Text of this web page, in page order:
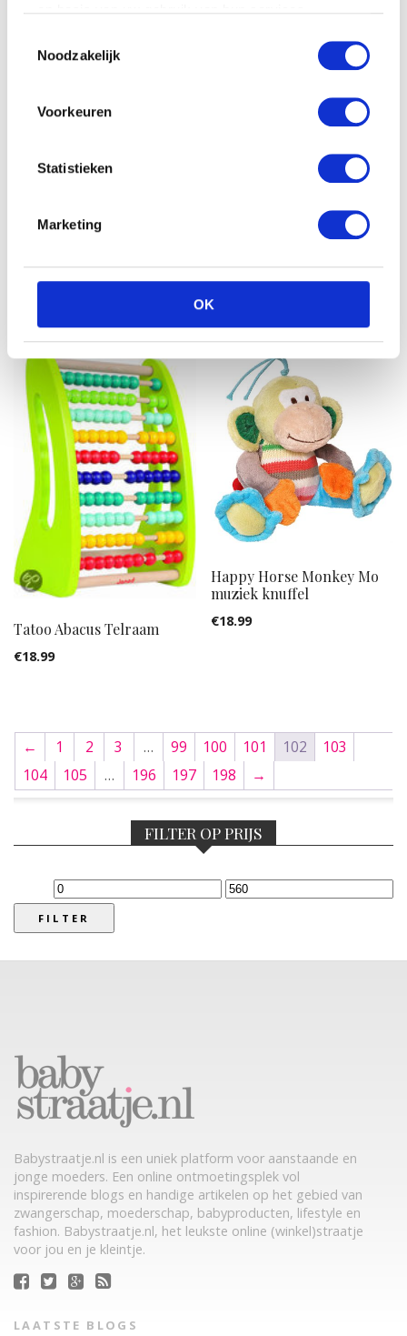
Noodzakelijk
Voorkeuren
Statistieken
Marketing
OK
18.99
Anbac Toys Auto –
€18.99
Tatoo Abacus Telraam
€18.99
Happy Horse Monkey Mo
muziek knuffel
€18.99
← 1 2 3 … 99 100 101 102
103
104
105 … 196 197 198 →
FILTER OP PRIJS
Min.
prijs
Max.
FILTER
Babystraatje.nl is een uniek platform voor aanstaande en
jonge moeders. Een online ontmoetingsplek vol
inspirerende blogs en handige artikelen op het gebied van
zwangerschap, moederschap, babyproducten, lifestyle en
fashion. Babystraatje.nl, het leukste online (winkel)straatje
voor jou en je kleintje.
LAATSTE BLOGS